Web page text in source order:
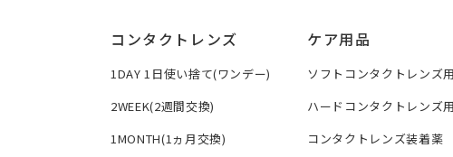
コンタクトレンズ
1DAY 1日使い捨て(ワンデー)
2WEEK(2週間交換)
1MONTH(1ヵ月交換)
ケア用品
ソフトコンタクトレンズ用
ハードコンタクトレンズ用
コンタクトレンズ装着薬